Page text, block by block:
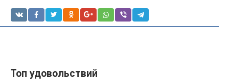
Топ удовольствий